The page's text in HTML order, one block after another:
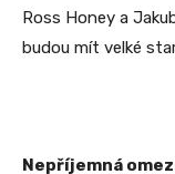
Ross Honey a
budou mít velké
Nepříjemná